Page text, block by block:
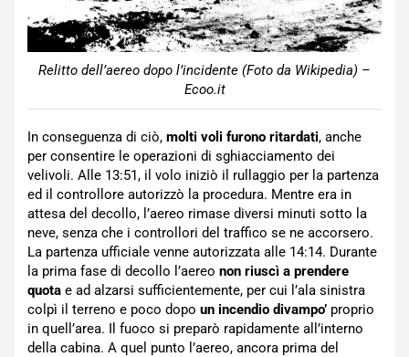
Relitto dell’aereo dopo l’incidente (Foto da Wikipedia) –
Ecoo.it
In conseguenza di ciò, molti voli furono ritardati, anche
per consentire le operazioni di sghiacciamento dei
velivoli. Alle 13:51, il volo iniziò il rullaggio per la partenza
ed il controllore autorizzò la procedura. Mentre era in
attesa del decollo, l’aereo rimase diversi minuti sotto la
neve, senza che i controllori del traffico se ne accorsero.
La partenza ufficiale venne autorizzata alle 14:14. Durante
la prima fase di decollo l’aereo non riuscì a prendere
quota e ad alzarsi sufficientemente, per cui l’ala sinistra
colpì il terreno e poco dopo un incendio divampo’ proprio
in quell’area. Il fuoco si preparò rapidamente all’interno
della cabina. A quel punto l’aereo, ancora prima del